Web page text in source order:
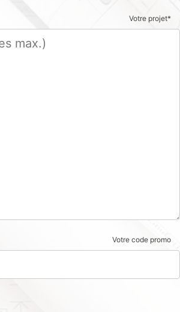
Votre projet*
Votre code promo